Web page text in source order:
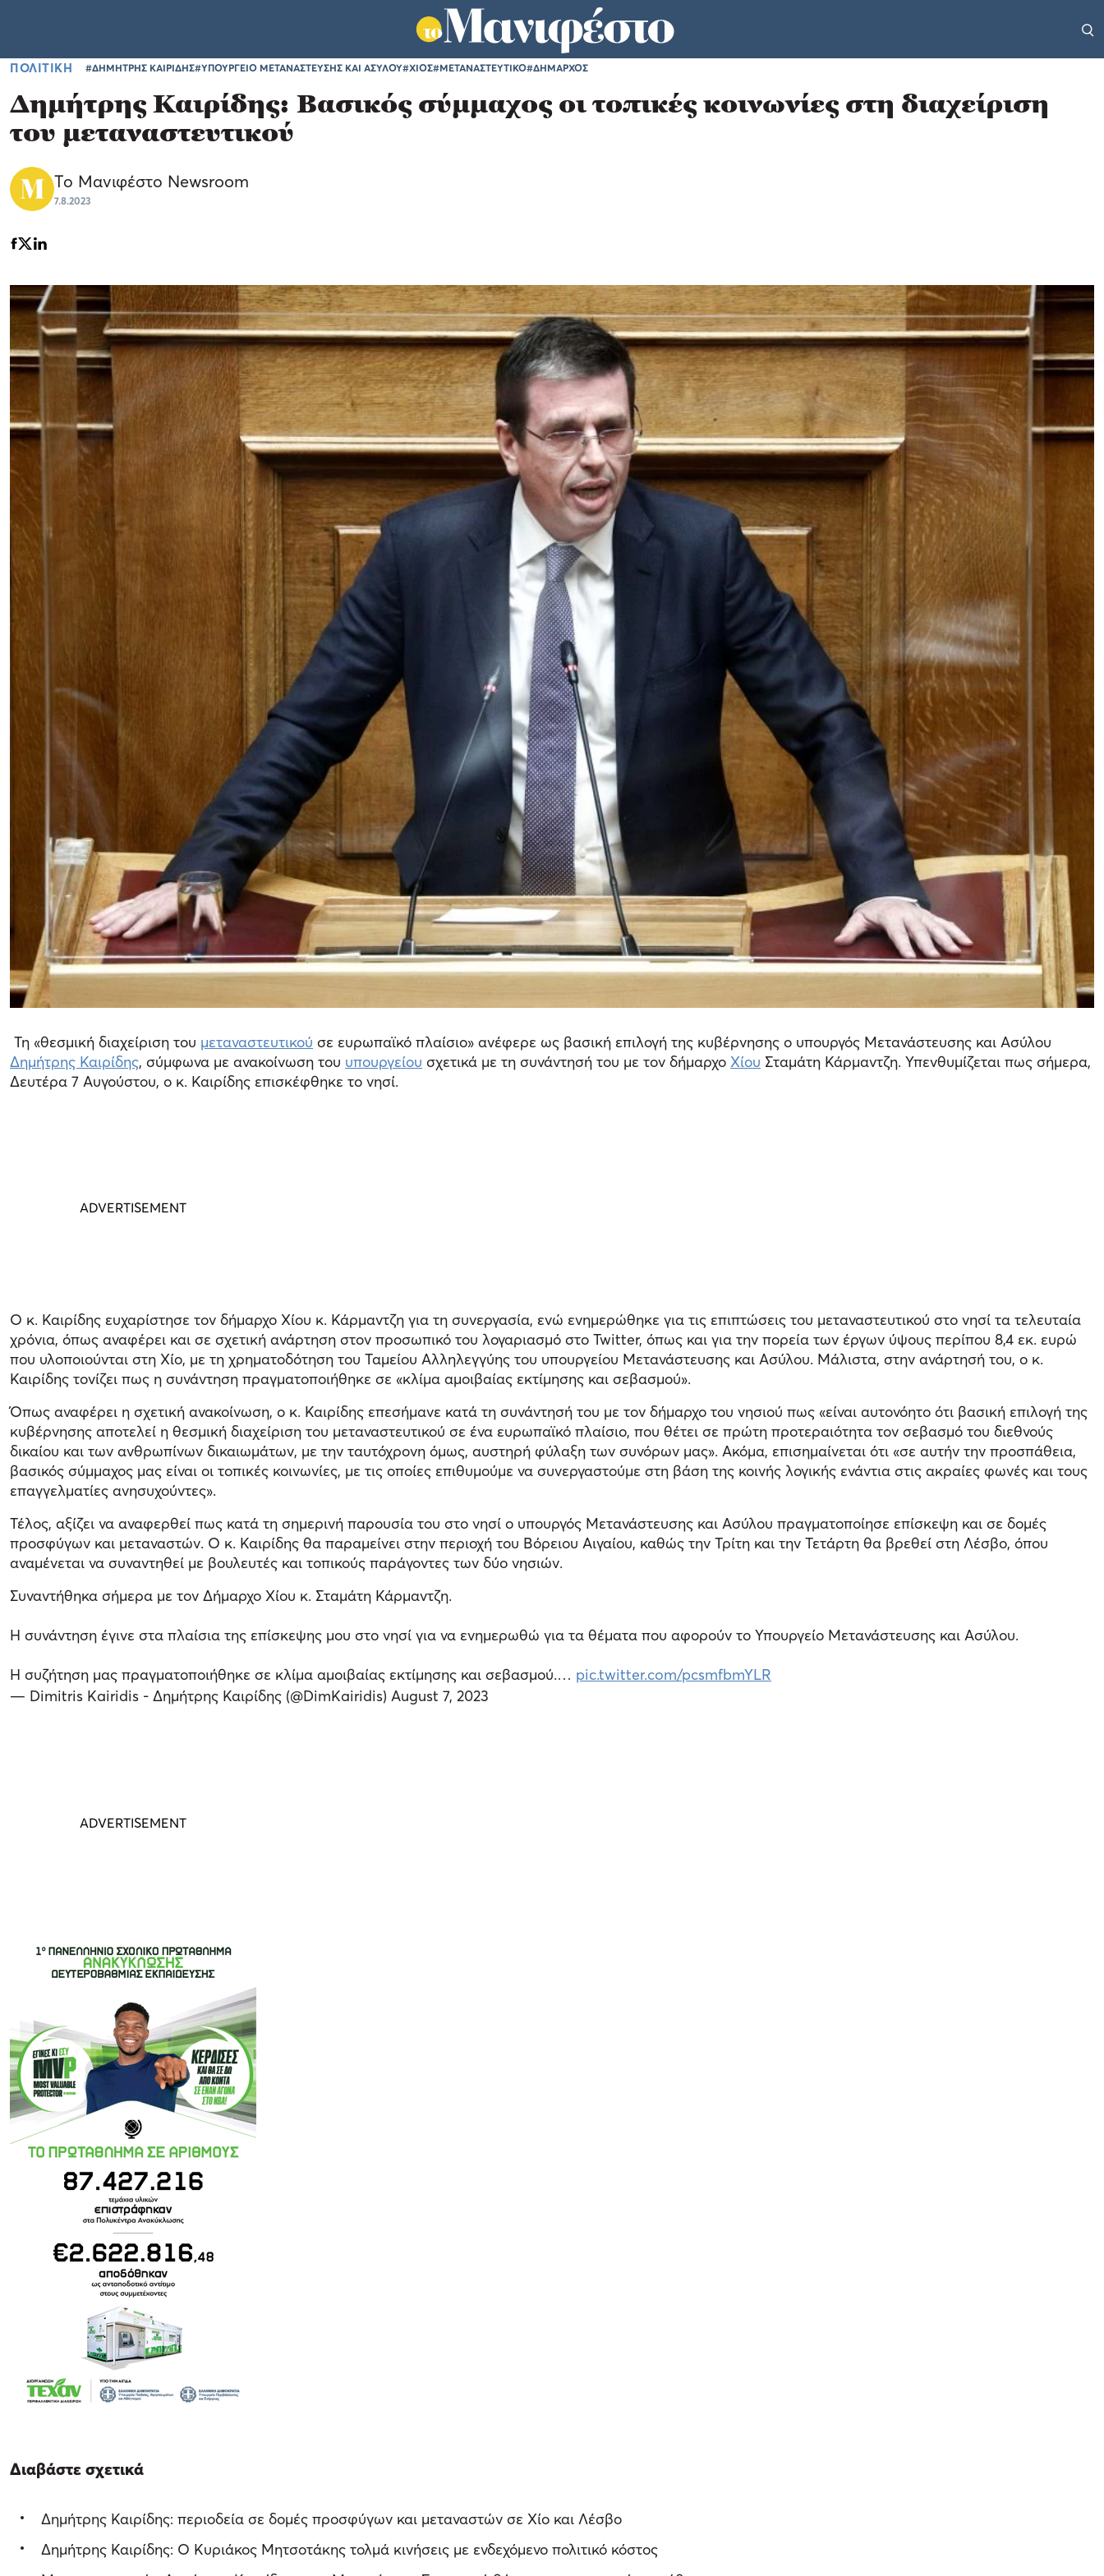
ΠΟΛΙΤΙΚΗ #ΔΗΜΗΤΡΗΣ ΚΑΙΡΙΔΗΣ#ΥΠΟΥΡΓΕΙΟ ΜΕΤΑΝΑΣΤΕΥΣΗΣ ΚΑΙ ΑΣΥΛΟΥ#ΧΙΟΣ#ΜΕΤΑΝΑΣΤΕΥΤΙΚΟ#ΔΗΜΑΡΧΟΣ
Δημήτρης Καιρίδης: Βασικός σύμμαχος οι τοπικές κοινωνίες στη διαχείριση
του μεταναστευτικού
Το Μανιφέστο Newsroom
7.8.2023
Τη «θεσμική διαχείριση του μεταναστευτικού σε ευρωπαϊκό πλαίσιο» ανέφερε ως βασική επιλογή της κυβέρνησης ο υπουργός Μετανάστευσης και Ασύλου
Δημήτρης Καιρίδης, σύμφωνα με ανακοίνωση του υπουργείου σχετικά με τη συνάντησή του με τον δήμαρχο Χίου Σταμάτη Κάρμαντζη. Υπενθυμίζεται πως σήμερα,
Δευτέρα 7 Αυγούστου, ο κ. Καιρίδης επισκέφθηκε το νησί.
Ο κ. Καιρίδης ευχαρίστησε τον δήμαρχο Χίου κ. Κάρμαντζη για τη συνεργασία, ενώ ενημερώθηκε για τις επιπτώσεις του μεταναστευτικού στο νησί τα τελευταία
χρόνια, όπως αναφέρει και σε σχετική ανάρτηση στον προσωπικό του λογαριασμό στο Twitter, όπως και για την πορεία των έργων ύψους περίπου 8,4 εκ. ευρώ
που υλοποιούνται στη Χίο, με τη χρηματοδότηση του Ταμείου Αλληλεγγύης του υπουργείου Μετανάστευσης και Ασύλου. Μάλιστα, στην ανάρτησή του, ο κ.
Καιρίδης τονίζει πως η συνάντηση πραγματοποιήθηκε σε «κλίμα αμοιβαίας εκτίμησης και σεβασμού».
Όπως αναφέρει η σχετική ανακοίνωση, ο κ. Καιρίδης επεσήμανε κατά τη συνάντησή του με τον δήμαρχο του νησιού πως «είναι αυτονόητο ότι βασική επιλογή της
κυβέρνησης αποτελεί η θεσμική διαχείριση του μεταναστευτικού σε ένα ευρωπαϊκό πλαίσιο, που θέτει σε πρώτη προτεραιότητα τον σεβασμό του διεθνούς
δικαίου και των ανθρωπίνων δικαιωμάτων, με την ταυτόχρονη όμως, αυστηρή φύλαξη των συνόρων μας». Ακόμα, επισημαίνεται ότι «σε αυτήν την προσπάθεια,
βασικός σύμμαχος μας είναι οι τοπικές κοινωνίες, με τις οποίες επιθυμούμε να συνεργαστούμε στη βάση της κοινής λογικής ενάντια στις ακραίες φωνές και τους
επαγγελματίες ανησυχούντες».
Τέλος, αξίζει να αναφερθεί πως κατά τη σημερινή παρουσία του στο νησί ο υπουργός Μετανάστευσης και Ασύλου πραγματοποίησε επίσκεψη και σε δομές
προσφύγων και μεταναστών. Ο κ. Καιρίδης θα παραμείνει στην περιοχή του Βόρειου Αιγαίου, καθώς την Τρίτη και την Τετάρτη θα βρεθεί στη Λέσβο, όπου
αναμένεται να συναντηθεί με βουλευτές και τοπικούς παράγοντες των δύο νησιών.
Συναντήθηκα σήμερα με τον Δήμαρχο Χίου κ. Σταμάτη Κάρμαντζη.
Η συνάντηση έγινε στα πλαίσια της επίσκεψης μου στο νησί για να ενημερωθώ για τα θέματα που αφορούν το Υπουργείο Μετανάστευσης και Ασύλου.
Η συζήτηση μας πραγματοποιήθηκε σε κλίμα αμοιβαίας εκτίμησης και σεβασμού.… pic.twitter.com/pcsmfbmYLR
— Dimitris Kairidis - Δημήτρης Καιρίδης (@DimKairidis) August 7, 2023
Διαβάστε σχετικά
Δημήτρης Καιρίδης: περιοδεία σε δομές προσφύγων και μεταναστών σε Χίο και Λέσβο
Δημήτρης Καιρίδης: Ο Κυριάκος Μητσοτάκης τολμά κινήσεις με ενδεχόμενο πολιτικό κόστος